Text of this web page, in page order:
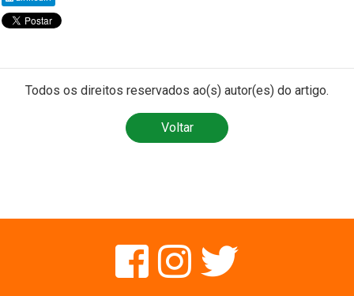
Todos os direitos reservados ao(s) autor(es) do artigo.
Voltar